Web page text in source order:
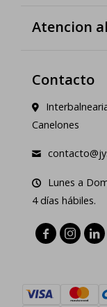
Atencion
Contacto
Canelones
Lunes a
4 días hábiles.
  